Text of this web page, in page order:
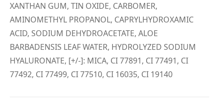
XANTHAN GUM, TIN OXIDE, CARBOMER,
AMINOMETHYL PROPANOL, CAPRYLHYDROXAMIC
ACID, SODIUM DEHYDROACETATE, ALOE
BARBADENSIS LEAF WATER, HYDROLYZED SODIUM
HYALURONATE, [+/-]: MICA, CI 77891, CI 77491, CI
77492, CI 77499, CI 77510, CI 16035, CI 19140